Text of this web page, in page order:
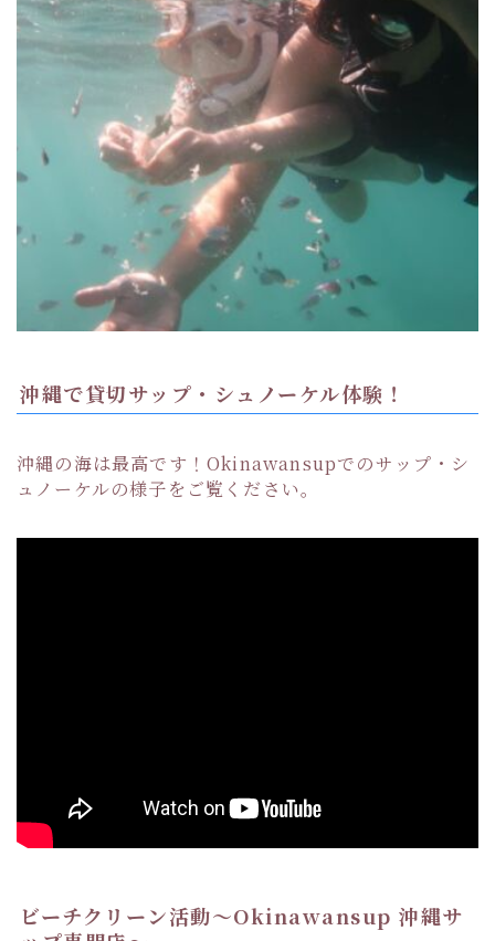
沖縄で貸切サップ・シュノーケル体験！
沖縄の海は最高です！Okinawansupでのサップ・シ
ュノーケルの様子をご覧ください。
ビーチクリーン活動〜Okinawansup 沖縄サ